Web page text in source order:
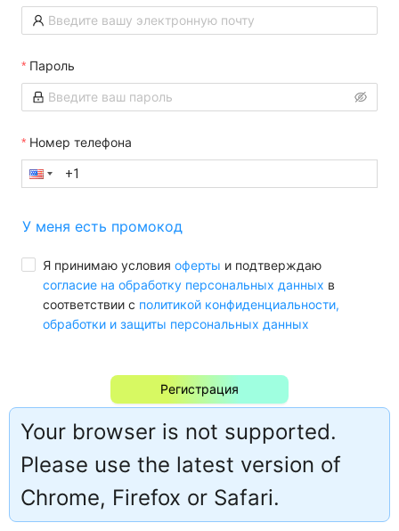
Пароль
Номер телефона
У меня есть промокод
Я принимаю условия оферты и подтверждаю
согласие на обработку персональных данных в
соответствии с политикой конфиденциальности,
обработки и защиты персональных данных
Регистрация
Уже есть аккаунт? Авторизация
Русский
Your browser is not supported.
Please use the latest version of
Chrome, Firefox or Safari.